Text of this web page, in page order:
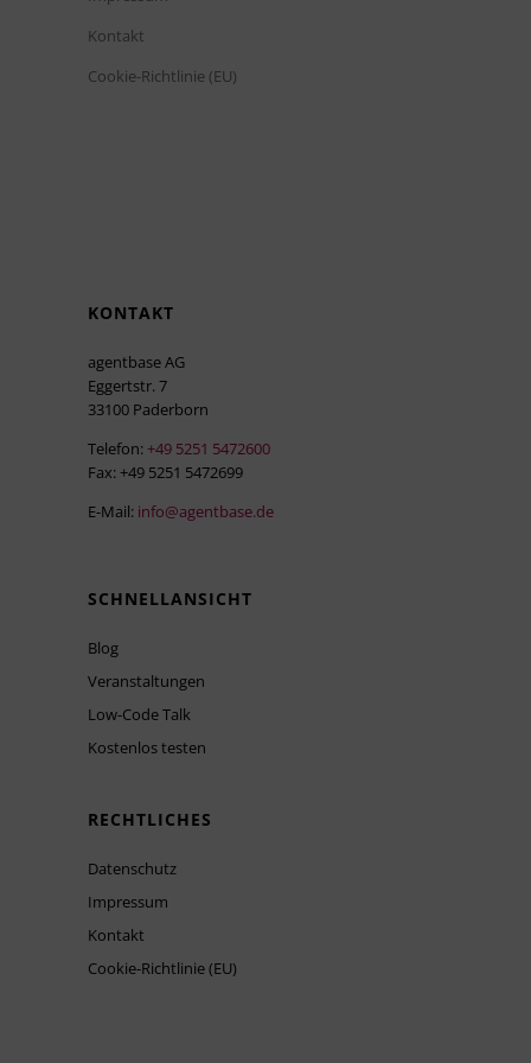
Kontakt
Cookie-Richtlinie (EU)
KONTAKT
agentbase AG
Eggertstr. 7
33100 Paderborn
Telefon: +49 5251 5472600
Fax: +49 5251 5472699
E-Mail: info@agentbase.de
SCHNELLANSICHT
Blog
Veranstaltungen
Low-Code Talk
Kostenlos testen
RECHTLICHES
Datenschutz
Impressum
Kontakt
Cookie-Richtlinie (EU)